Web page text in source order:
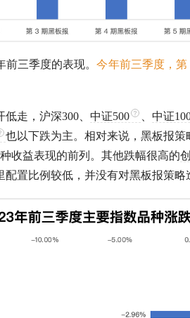
前三季度的表现。今年前三季度，
走， 沪深300 中证500 中证
也以下跌为主。相对来说，黑板报策
收益表现的前列。其他跌幅很高的
置比例较低，并没有对黑板报策略